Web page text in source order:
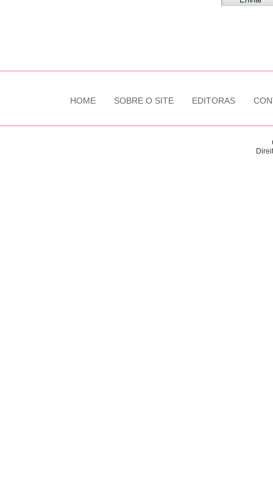
HOME SOBRE O SITE EDITORAS